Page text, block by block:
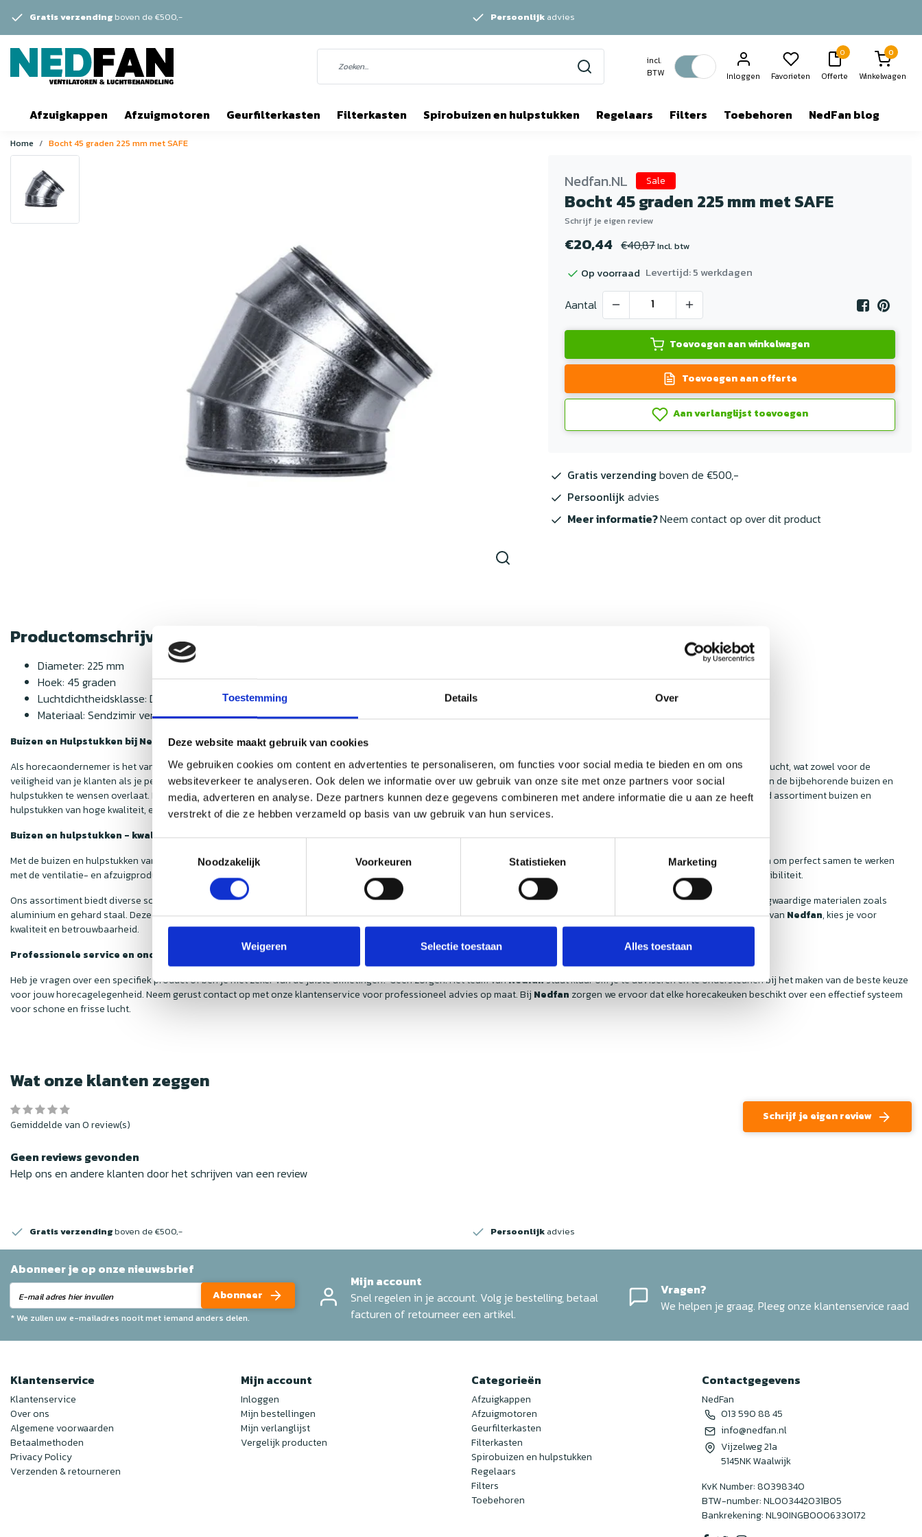
Toestemming Details Over
Deze website maakt gebruik van cookies
We gebruiken cookies om content en advertenties te personaliseren, om functies voor social media te bieden en om ons
websiteverkeer te analyseren. Ook delen we informatie over uw gebruik van onze site met onze partners voor social
media, adverteren en analyse. Deze partners kunnen deze gegevens combineren met andere informatie die u aan ze heeft
verstrekt of die ze hebben verzameld op basis van uw gebruik van hun services.
Noodzakelijk
Voorkeuren Statistieken Marketing
Weigeren Selectie toestaan Alles toestaan
Gratis verzending boven de €500,- Persoonlijk advies
incl.
BTW
Inloggen Favorieten
0
Offerte
0
Winkelwagen
Afzuigkappen Afzuigmotoren Geurfilterkasten Filterkasten Spirobuizen en hulpstukken Regelaars Filters Toebehoren NedFan blog
Home Bocht 45 graden 225 mm met SAFE
Nedfan.NL Sale
Bocht 45 graden 225 mm met SAFE
Schrijf je eigen review
€20,44 €40,87Incl. btw
Op voorraad Levertijd: 5 werkdagen
Aantal
Toevoegen aan winkelwagen
Toevoegen aan offerte
Aan verlanglijst toevoegen
Gratis verzendingboven de €500,-
Persoonlijk advies
Meer informatie?Neem contact op over dit product
Productomschrijving
Diameter: 225 mm
Hoek: 45 graden
Luchtdichtheidsklasse: D
Materiaal: Sendzimir verzinkt staal
Buizen en Hulpstukken bij Nedfan
Als horecaondernemer is het van groot belang om de luchtkwaliteit in je pand op peil te houden. Door de Europese regelgeving is het verplicht om te zorgen voor een zuivere lucht, wat zowel voor de
veiligheid van je klanten als je personeel essentieel is. Hoewel de meeste horecakeukens wel beschikken over afzuigkappen, zijn er nog veel gelegenheden waar de kwaliteit van de bijbehorende buizen en
hulpstukken te wensen overlaat. Deze onderdelen zijn echter van cruciaal belang, omdat ze zorgen voor een effectieve afvoer van vervuilde lucht. BijNedfan vind je een breed assortiment buizen en
hulpstukken van hoge kwaliteit, en dat ook nog eens voor een voordelige prijs. Laten we de voordelen van onze buizen en hulpstukken eens bekijken!
Buizen en hulpstukken - kwaliteit voor een scherpe prijs
Met de buizen en hulpstukken van
weet je zeker dat jouw afzuiginstallatie naadloos aansluit op een efficiënt afvoersysteem. Alle buizen en hulpstukken zijn ontworpen om perfect samen te werken
met de ventilatie- en afzuigproducten die je in onze webshop vindt. Dit betekent dat je gemakkelijk al je benodigdheden in één keer kunt bestellen, zonder zorgen over compatibiliteit.
Ons assortiment biedt diverse soorten hulpstukken, zodat iedere horecakeuken voorzien kan worden van de juiste materialen. De buizen en hulpstukken zijn gemaakt van hoogwaardige materialen zoals
aluminium en gehard staal. Deze materialen zijn niet alleen duurzaam en stevig, maar geven ook een professionele uitstraling aan je installatie. Als je kiest voor de producten van Nedfan, kies je voor
kwaliteit en betrouwbaarheid.
Professionele service en ondersteuning
Heb je vragen over een specifiek product of ben je niet zeker van de juiste afmetingen? Geen zorgen! Het team vanNedfanstaat klaar om je te adviseren en te ondersteunen bij het maken van de beste keuze
voor jouw horecagelegenheid. Neem gerust contact op met onze klantenservice voor professioneel advies op maat. Bij Nedfan zorgen we ervoor dat elke horecakeuken beschikt over een effectief systeem
voor schone en frisse lucht.
Wat onze klanten zeggen
Gemiddelde van 0 review(s)
Schrijf je eigen review
Geen reviews gevonden
Help ons en andere klanten door het schrijven van een review
Gratis verzendingboven de €500,- Persoonlijk advies
Abonneer je op onze nieuwsbrief
Abonneer
* We zullen uw e-mailadres nooit met iemand anders delen.
Mijn account
Snel regelen in je account. Volg je bestelling, betaal
facturen of retourneer een artikel.
Vragen?
We helpen je graag. Pleeg onze klantenservice raad
Klantenservice
Klantenservice
Over ons
Algemene voorwaarden
Betaalmethoden
Privacy Policy
Verzenden & retourneren
Mijn account
Inloggen
Mijn bestellingen
Mijn verlanglijst
Vergelijk producten
Categorieën
Afzuigkappen
Afzuigmotoren
Geurfilterkasten
Filterkasten
Spirobuizen en hulpstukken
Regelaars
Filters
Toebehoren
Contactgegevens
NedFan
013 590 88 45
info@nedfan.nl
Vijzelweg 21a
5145NK Waalwijk
KvK Number: 80398340
BTW-number: NL003442031B05
Bankrekening: NL90INGB0006330172